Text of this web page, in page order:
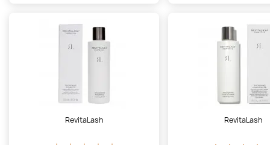
RevitaLash RevitaLash